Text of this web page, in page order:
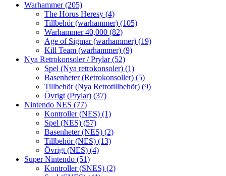
Warhammer(205)
The Horus Heresy (4)
Tillbehör (warhammer) (105)
Warhammer 40,000 (82)
Age of Sigmar (warhammer) (19)
Kill Team (warhammer) (9)
Nya Retrokonsoler / Prylar(52)
Spel (Nya retrokonsoler) (1)
Basenheter (Retrokonsoller) (5)
Tillbehör (Nya Retrotillbehör) (9)
Övrigt (Prylar) (37)
Nintendo NES (77)
Kontroller (NES) (1)
Spel (NES) (57)
Basenheter (NES) (2)
Tillbehör (NES) (13)
Övrigt (NES) (4)
Super Nintendo (51)
Kontroller (SNES) (2)